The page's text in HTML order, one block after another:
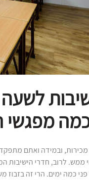
לשעה
כמה
ובמידה ואתם
ממש. לרוב, חדרי
כמה ימים. הרי זה